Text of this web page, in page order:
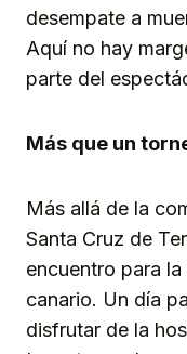
desempate a
Aquí no hay
parte del
Más que un
Más allá de la
Santa Cruz de
encuentro para
canario. Un día
disfrutar de la